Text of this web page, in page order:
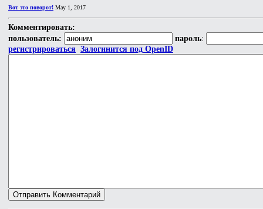
Вот это поворот! May 1, 2017
Комментировать:
пользователь:
пароль:
регистрироваться Залогинится под OpenID